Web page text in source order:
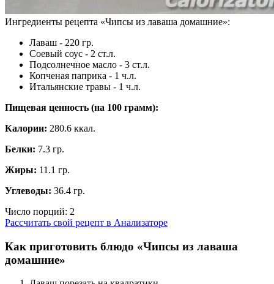
Ингредиенты рецепта «Чипсы из лаваша домашние»:
Лаваш - 220 гр.
Соевый соус - 2 ст.л.
Подсолнечное масло - 3 ст.л.
Копченая паприка - 1 ч.л.
Итальянские травы - 1 ч.л.
Пищевая ценность (на 100 грамм):
Калории: 280.6 ккал.
Белки: 7.3 гр.
Жиры: 11.1 гр.
Углеводы: 36.4 гр.
Число порций: 2
Рассчитать свой рецепт в Анализаторе
Как приготовить блюдо «Чипсы из лаваша
домашние»